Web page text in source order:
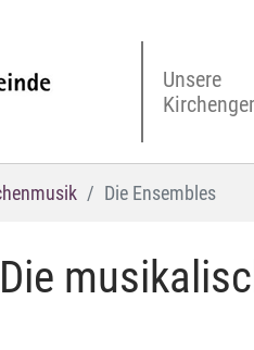
Unsere
Die Ensembles
Die